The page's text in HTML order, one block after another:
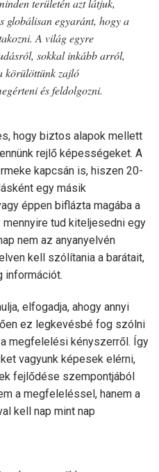
területén azt látjuk,
globálisan egyaránt, hogy a
A világ egyre
sokkal inkább arról,
körülöttünk zajló
és feldolgozni.
hogy biztos alapok mellett
rejlő képességeket. A
kapcsán is, hiszen 20-
egy másik
éppen biflázta magába a
tud kiteljesedni egy
nem az anyanyelvén
kell szólítania a barátait,
információt.
elfogadja, ahogy annyi
ez legkevésbé fog szólni
megfelelési kényszerről. Így
vagyunk képesek elérni,
fejlődése szempontjából
a megfeleléssel, hanem a
kell nap mint nap